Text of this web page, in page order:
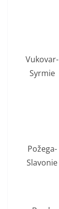
Vukovar-
Syrmie
Požega-
Slavonie